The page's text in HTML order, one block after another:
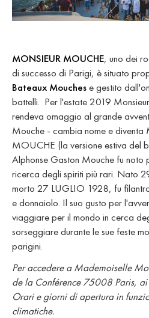
MONSIEUR MOUCHE, uno dei
di successo di Parigi, è situato
Bateaux Mouchese gestito
battelli. Per l'estate 2019
rendeva omaggio al grande
Mouche - cambia nome e diventa
MOUCHE (la versione estiva del
Alphonse Gaston Mouche fu
ricerca degli spiriti più rari. Nato
morto 27 LUGLIO 1928, fu
e donnaiolo. Il suo gusto per
viaggiare per il mondo in cerca
sorseggiare durante le sue feste
parigini.
Per accedere a Mademoiselle
de la Conférence 75008 Paris,
Orari e giorni di apertura in
climatiche.